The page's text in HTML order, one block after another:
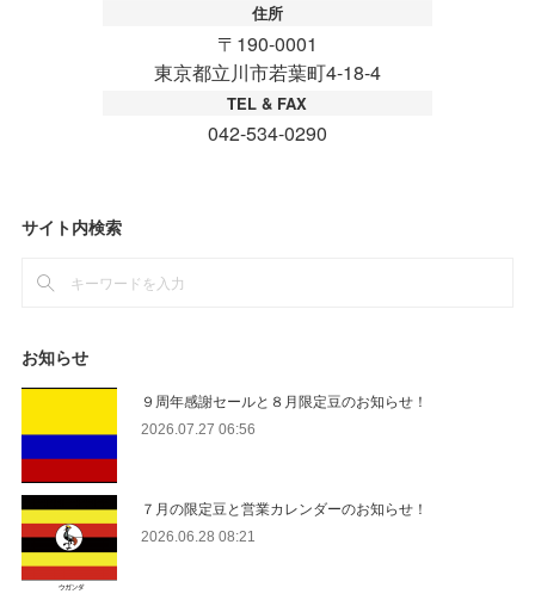
サイト内検索
お知らせ
９周年感謝セールと８月限定豆のお知らせ！
2026.07.27 06:56
７月の限定豆と営業カレンダーのお知らせ！
2026.06.28 08:21